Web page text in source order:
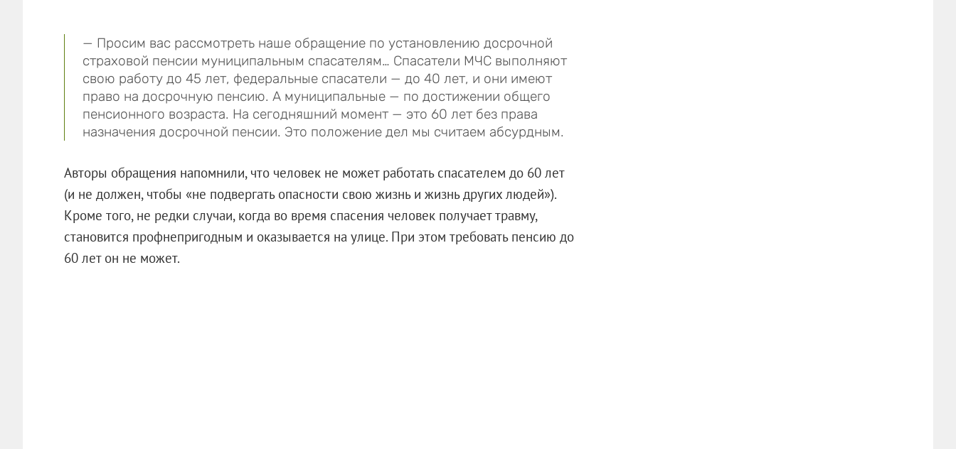
— Просим вас рассмотреть наше обращение по установлению досрочной
страховой пенсии муниципальным спасателям… Спасатели МЧС выполняют
свою работу до 45 лет, федеральные спасатели — до 40 лет, и они имеют
право на досрочную пенсию. А муниципальные — по достижении общего
пенсионного возраста. На сегодняшний момент — это 60 лет без права
назначения досрочной пенсии. Это положение дел мы считаем абсурдным.
Авторы обращения напомнили, что человек не может работать спасателем до 60 лет
(и не должен, чтобы «не подвергать опасности свою жизнь и жизнь других людей»).
Кроме того, не редки случаи, когда во время спасения человек получает травму,
становится профнепригодным и оказывается на улице. При этом требовать пенсию до
60 лет он не может.